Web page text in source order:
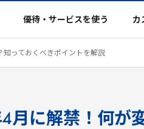
優待・サービスを使う カ
知っておくべきポイントを解説
月に解禁！何が